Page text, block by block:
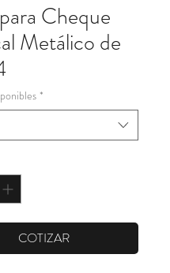
Cheque
Metálico de
*
COTIZAR